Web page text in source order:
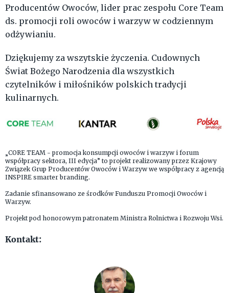
Producentów Owoców, lider prac zespołu Core Team
ds. promocji roli owoców i warzyw w codziennym
odżywianiu.
Dziękujemy za wszytskie życzenia. Cudownych
Świat Bożego Narodzenia dla wszystkich
czytelników i miłośników polskich tradycji
kulinarnych.
„CORE TEAM - promocja konsumpcji owoców i warzyw i forum
współpracy sektora, III edycja” to projekt realizowany przez Krajowy
Związek Grup Producentów Owoców i Warzyw we współpracy z agencją
INSPIRE smarter branding.
Zadanie sfinansowano ze środków Funduszu Promocji Owoców i
Warzyw.
Projekt pod honorowym patronatem Ministra Rolnictwa i Rozwoju Wsi.
Kontakt: